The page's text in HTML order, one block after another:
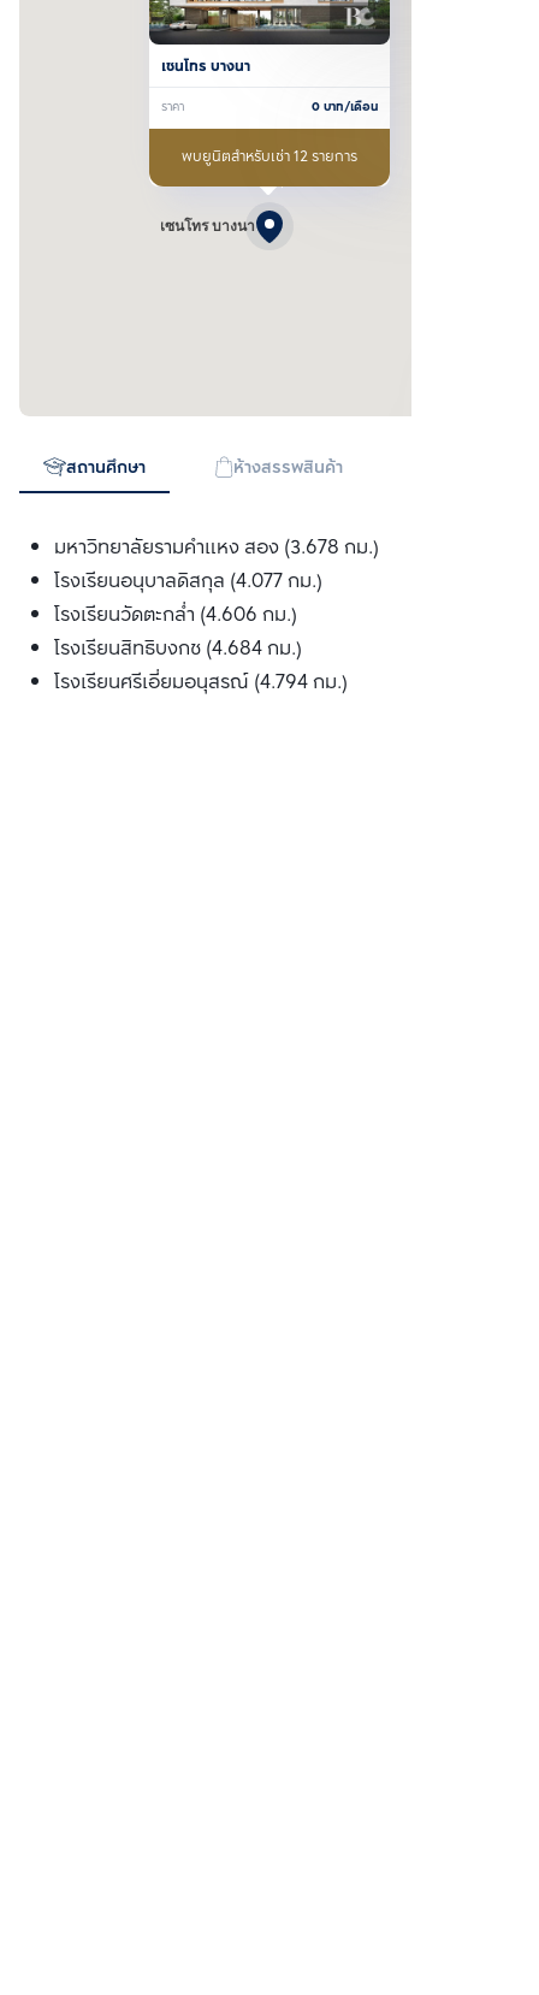
เซนโทร บางนา
เซนโทร บางนา
ราคา 0 บาท/เดือน
พบยูนิตสำหรับเช่า 12 รายการ
สถานศึกษา ห้างสรรพสินค้า
มหาวิทยาลัยรามคำแหง สอง (3.678 กม.)
โรงเรียนอนุบาลดิสกุล (4.077 กม.)
โรงเรียนวัดตะกล่ำ (4.606 กม.)
โรงเรียนสิทธิบงกช (4.684 กม.)
โรงเรียนศรีเอี่ยมอนุสรณ์ (4.794 กม.)